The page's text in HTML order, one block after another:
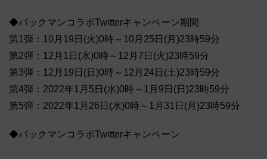
◆パックマンコラボTwitterキャンペーン期間
第1弾：10月19日(火)0時～10月25日(月)23時59分
第2弾：12月1日(水)0時～12月7日(火)23時59分
第3弾：12月19日(日)0時～12月24日(土)23時59分
第4弾：2022年1月5日(水)0時～1月9日(日)23時59分
第5弾：2022年1月26日(水)0時～1月31日(月)23時59分
◆パックマンコラボTwitterキャンペーン